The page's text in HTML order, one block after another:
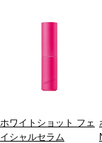
ホワイトショット フェ
イシャルセラム